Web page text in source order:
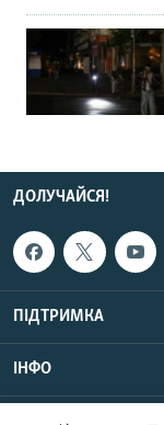
ДОЛУЧАЙСЯ!
ПІДТРИМКА
ІНФО